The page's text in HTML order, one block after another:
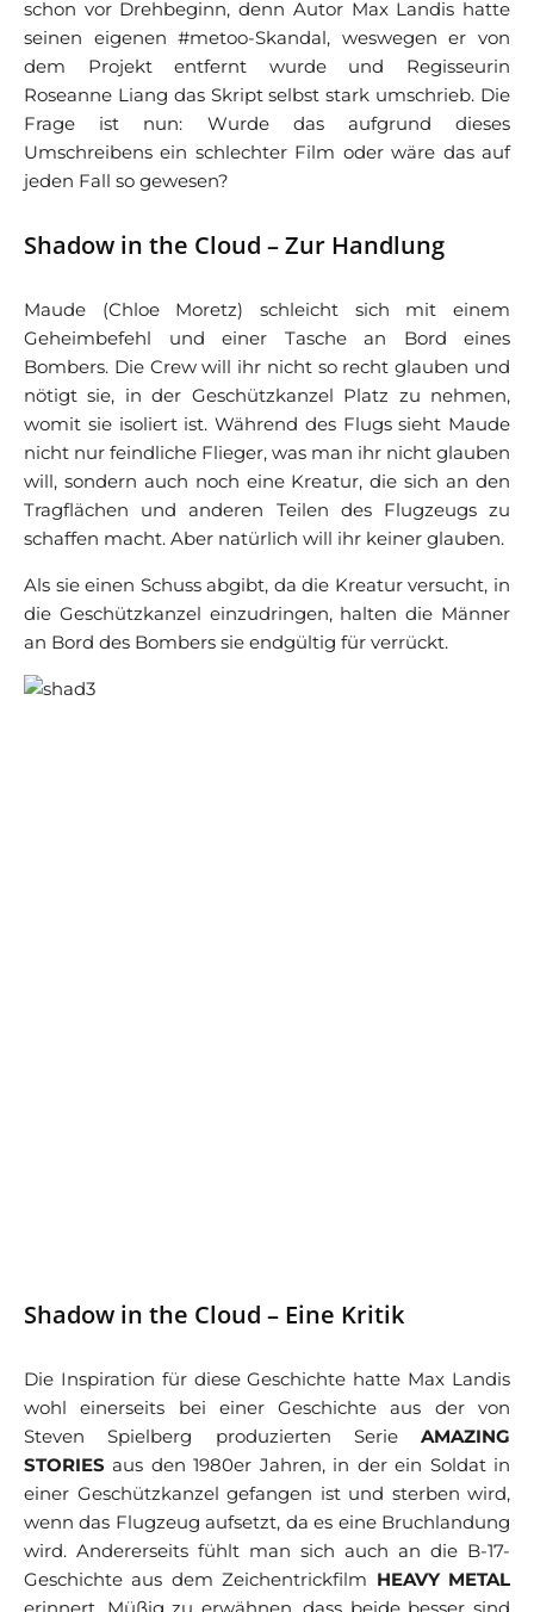
schon vor Drehbeginn, denn Autor Max Landis hatte
seinen eigenen #metoo-Skandal, weswegen er von
dem Projekt entfernt wurde und Regisseurin
Roseanne Liang das Skript selbst stark umschrieb. Die
Frage ist nun: Wurde das aufgrund dieses
Umschreibens ein schlechter Film oder wäre das auf
jeden Fall so gewesen?
Shadow in the Cloud – Zur Handlung
Maude (Chloe Moretz) schleicht sich mit einem
Geheimbefehl und einer Tasche an Bord eines
Bombers. Die Crew will ihr nicht so recht glauben und
nötigt sie, in der Geschützkanzel Platz zu nehmen,
womit sie isoliert ist. Während des Flugs sieht Maude
nicht nur feindliche Flieger, was man ihr nicht glauben
will, sondern auch noch eine Kreatur, die sich an den
Tragflächen und anderen Teilen des Flugzeugs zu
schaffen macht. Aber natürlich will ihr keiner glauben.
Als sie einen Schuss abgibt, da die Kreatur versucht, in
die Geschützkanzel einzudringen, halten die Männer
an Bord des Bombers sie endgültig für verrückt.
Shadow in the Cloud – Eine Kritik
Die Inspiration für diese Geschichte hatte Max Landis
wohl einerseits bei einer Geschichte aus der von
Steven Spielberg produzierten Serie AMAZING
STORIES aus den 1980er Jahren, in der ein Soldat in
einer Geschützkanzel gefangen ist und sterben wird,
wenn das Flugzeug aufsetzt, da es eine Bruchlandung
wird. Andererseits fühlt man sich auch an die B-17-
Geschichte aus dem Zeichentrickfilm HEAVY METAL